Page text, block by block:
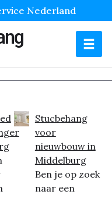
Nederland
Stucbehang
voor
nieuwbouw in
Middelburg
Ben je op zoek
naar een